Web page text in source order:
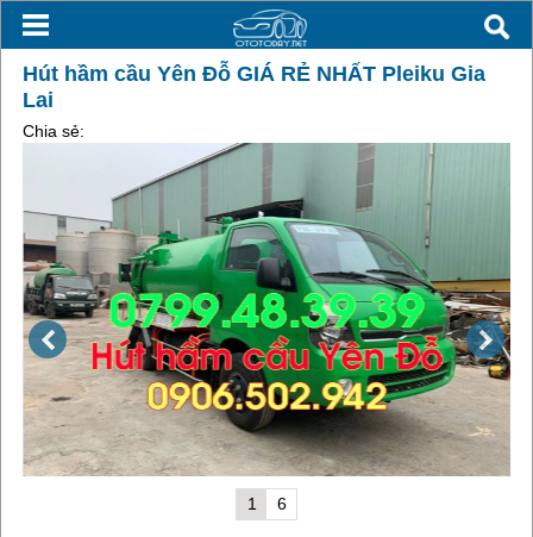
Hút hầm cầu Yên Đỗ GIÁ RẺ NHẤT Pleiku Gia
Lai
Chia sẻ:
1 6